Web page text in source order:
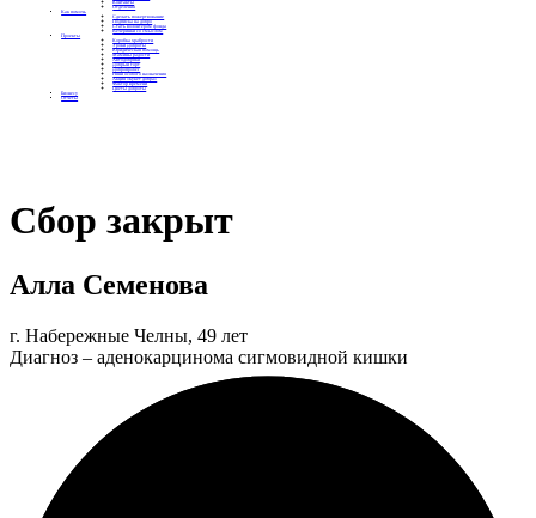
Контакты
Отделения
Как помочь
Сделать пожертвование
Подписка на добро
Стать волонтером фонда
Вечеринки со смыслом
Проекты
Коробка храбрости
Уроки Доброты
Юридическая помощь
Мамины радости
Автодобряки
Добрый торт
Добропробег
Няни особого назначения
Акция «Букет добра»
Фактор времени
Цветы доброты
Бизнесу
Отчеты
Сбор закрыт
Алла Семенова
г. Набережные Челны, 49 лет
Диагноз – аденокарцинома сигмовидной кишки